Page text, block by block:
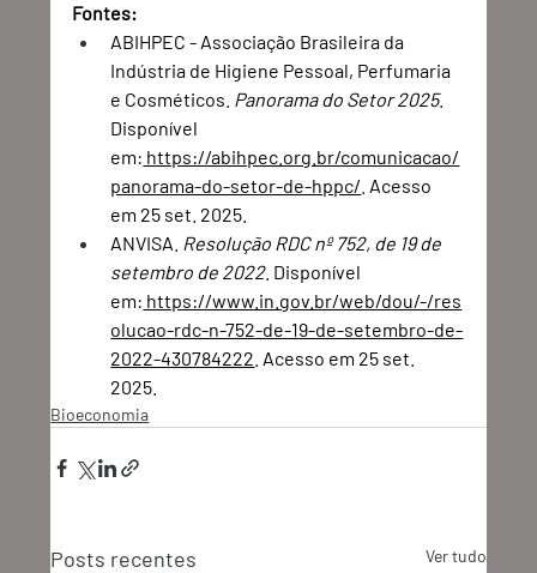
Fontes:
ABIHPEC - Associação Brasileira da
Indústria de Higiene Pessoal, Perfumaria
e Cosméticos. Panorama do Setor 2025.
Disponível
em: https://abihpec.org.br/comunicacao/
panorama-do-setor-de-hppc/ . Acesso
em 25 set. 2025.
ANVISA. Resolução RDC nº 752, de 19 de
setembro de 2022. Disponível
em: https://www.in.gov.br/web/dou/-/res
olucao-rdc-n-752-de-19-de-setembro-de-
2022-430784222 . Acesso em 25 set.
2025.
Bioeconomia
Posts recentes Ver tudo